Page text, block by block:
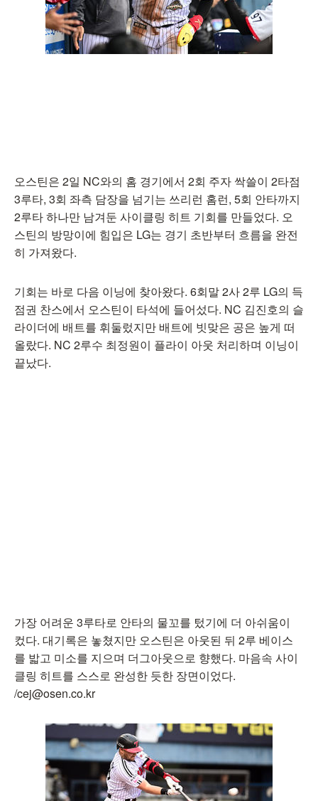
오스틴은 2일 NC와의 홈 경기에서 2회 주자 싹쓸이 2타점
3루타, 3회 좌측 담장을 넘기는 쓰리런 홈런, 5회 안타까지
2루타 하나만 남겨둔 사이클링 히트 기회를 만들었다. 오
스틴의 방망이에 힘입은 LG는 경기 초반부터 흐름을 완전
히 가져왔다.
기회는 바로 다음 이닝에 찾아왔다. 6회말 2사 2루 LG의 득
점권 찬스에서 오스틴이 타석에 들어섰다. NC 김진호의 슬
라이더에 배트를 휘둘렀지만 배트에 빗맞은 공은 높게 떠
올랐다. NC 2루수 최정원이 플라이 아웃 처리하며 이닝이
끝났다.
가장 어려운 3루타로 안타의 물꼬를 텄기에 더 아쉬움이
컸다. 대기록은 놓쳤지만 오스틴은 아웃된 뒤 2루 베이스
를 밟고 미소를 지으며 더그아웃으로 향했다. 마음속 사이
클링 히트를 스스로 완성한 듯한 장면이었다.
/cej@osen.co.kr